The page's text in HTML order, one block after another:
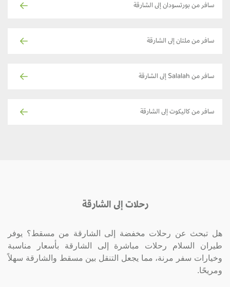
سافر من بورتسودان إلى الشارقة
سافر من ملتان إلى الشارقة
سافر من Salalah إلى الشارقة
سافر من كاليكوت إلى الشارقة
رحلات إلى الشارقة
هل تبحث عن رحلات مخفضة إلى الشارقة من مسقط؟ يوفر
طيران السلام رحلات مباشرة إلى الشارقة بأسعار مناسبة
وخيارات سفر مرنة، مما يجعل التنقل بين مسقط والشارقة سهلاً
ومريحًا.